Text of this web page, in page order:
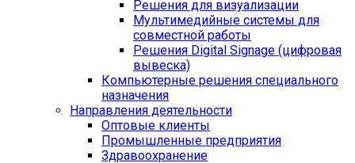
Решения для визуализации
Мультимедийные системы для
совместной работы
Решения Digital Signage (цифровая
вывеска)
Компьютерные решения специального
назначения
Направления деятельности
Оптовые клиенты
Промышленные предприятия
Здравоохранение